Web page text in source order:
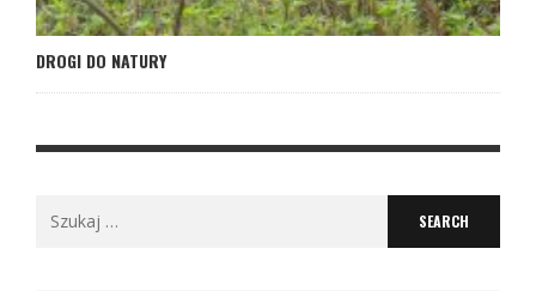
DROGI DO NATURY